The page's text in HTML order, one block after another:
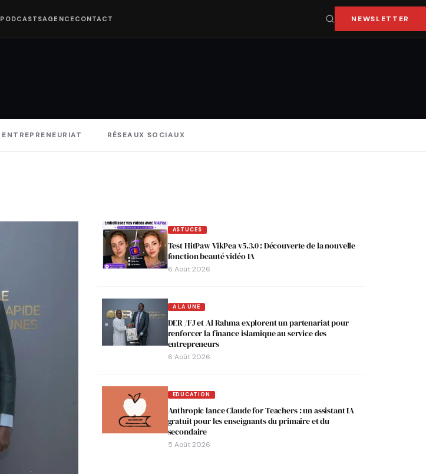
PODCASTSAGENCE CONTACT NEWSLETTER
ENTREPRENEURIAT RÉSEAUX SOCIAUX
ASTUCES
Test HitPaw VikPea v5.3.0 : Découverte de la nouvelle
fonction beauté vidéo IA
6 Août 2026
A LA UNE
DER /FJ et Al Rahma explorent un partenariat pour
renforcer la finance islamique au service des
entrepreneurs
6 Août 2026
EDUCATION
Anthropic lance Claude for Teachers : un assistant IA
gratuit pour les enseignants du primaire et du
secondaire
5 Août 2026